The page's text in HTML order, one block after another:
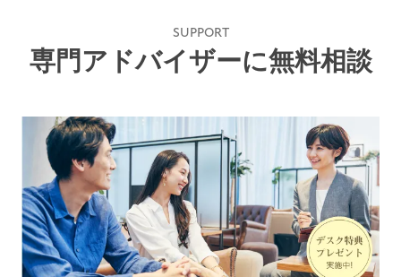
SUPPORT
専門アドバイザーに無料相談